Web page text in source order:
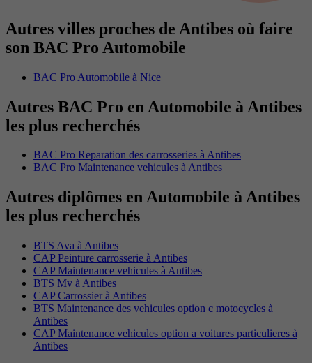
Autres villes proches de Antibes où faire
son BAC Pro Automobile
BAC Pro Automobile à Nice
Autres BAC Pro en Automobile à Antibes
les plus recherchés
BAC Pro Reparation des carrosseries à Antibes
BAC Pro Maintenance vehicules à Antibes
Autres diplômes en Automobile à Antibes
les plus recherchés
BTS Ava à Antibes
CAP Peinture carrosserie à Antibes
CAP Maintenance vehicules à Antibes
BTS Mv à Antibes
CAP Carrossier à Antibes
BTS Maintenance des vehicules option c motocycles à
Antibes
CAP Maintenance vehicules option a voitures particulieres à
Antibes